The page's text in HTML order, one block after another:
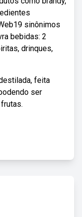
sinônimos
bebidas: 2
drinques,
feita
ser